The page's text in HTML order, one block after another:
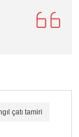
çatı tamiri